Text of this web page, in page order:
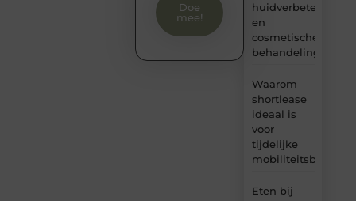
huidverbetering
en
cosmetische
behandelingen
Waarom
shortlease
ideaal is
voor
tijdelijke
Eten bij
Doe
mee!